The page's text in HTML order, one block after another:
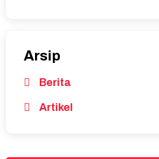
Arsip
Berita
Artikel